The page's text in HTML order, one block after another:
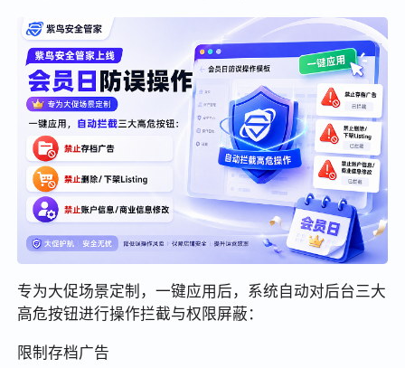
专为大促场景定制，一键应用后，系统自动对后台三大
高危按钮进行操作拦截与权限屏蔽：
限制存档广告